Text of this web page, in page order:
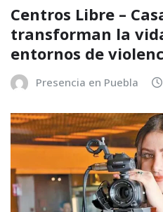
Centros Libre –
transforman la
entornos de
Presencia en Puebla